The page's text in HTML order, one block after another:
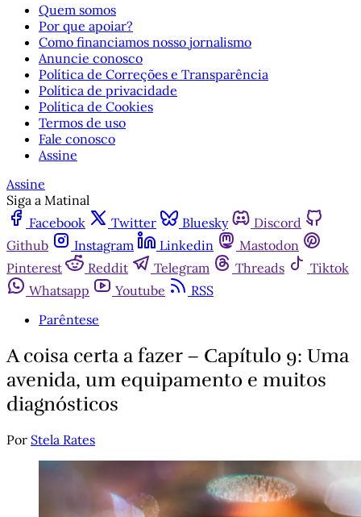
Quem somos
Por que apoiar?
Como financiamos nosso jornalismo
Anuncie conosco
Política de Correções e Transparência
Política de privacidade
Política de Cookies
Termos de uso
Fale conosco
Assine
Assine
Siga a Matinal
Facebook
Twitter Bluesky
Discord
Github
Instagram Linkedin
Mastodon
Pinterest
Reddit Telegram Threads
Tiktok
Whatsapp
Youtube
RSS
Parêntese
A coisa certa a fazer – Capítulo 9: Uma
avenida, um equipamento e muitos
diagnósticos
Por Stela Rates